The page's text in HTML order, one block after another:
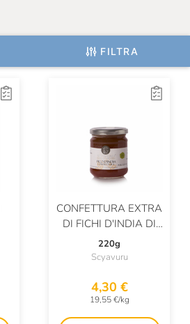
FILTRA
CONFETTURA EXTRA
DI FICHI D'INDIA DI
SCYAVURU
220g
Scyavuru
4,30 €
19,55 €/kg